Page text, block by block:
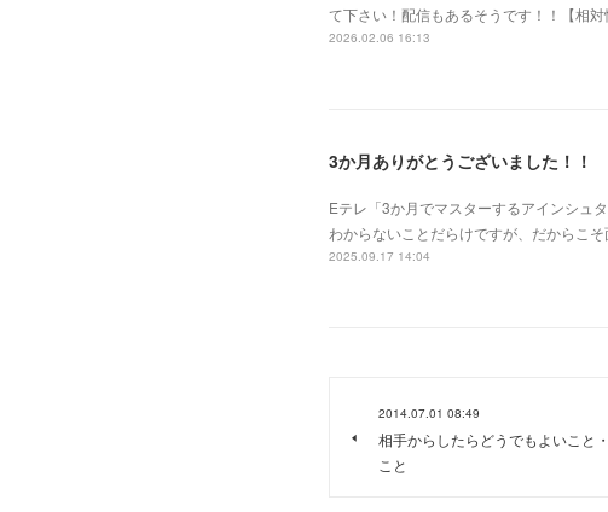
て下さい！配信もあるそうです！！【相
2026.02.06 16:13
3か月ありがとうございました！！
Eテレ「3か月でマスターするアインシュ
わからないことだらけですが、だからこ
2025.09.17 14:04
2014.07.01 08:49
相手からしたらどうでもよいこと
こと